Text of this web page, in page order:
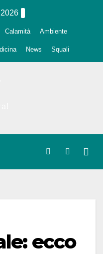
Calamità Ambiente
News Squali
ecco